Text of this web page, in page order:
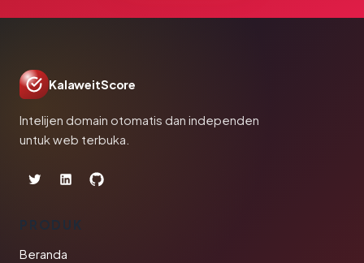
KalaweitScore
Intelijen domain otomatis dan independen
untuk web terbuka.
PRODUK
Beranda